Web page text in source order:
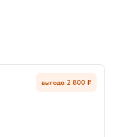
выгода 2 800 ₽